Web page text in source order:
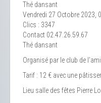
Thé dansant
Vendredi 27 Octobre 2023,
Clics : 3347
Contact 02.47.26.59.67
Thé dansant
Organisé par le club de
Tarif : 12 € avec une
Lieu salle des fêtes Pierre